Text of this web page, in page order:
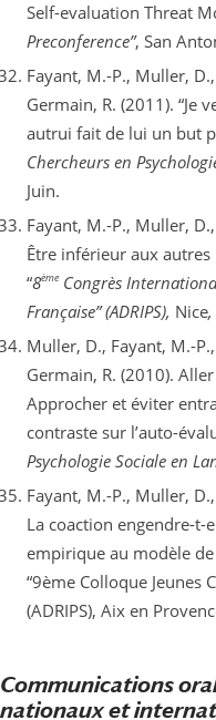
Self-evaluation Threat
Preconference”, San
Fayant, M.-P., Muller,
Germain, R. (2011). “Je
autrui fait de lui un but
Chercheurs en
Juin.
Fayant, M.-P., Muller,
Être inférieur aux autres
“8èmeCongrès
Française” (ADRIPS), Nice,
Muller, D., Fayant, M.-
Germain, R. (2010).
Approcher et éviter
contraste sur l’auto-
Psychologie Sociale en
Fayant, M.-P., Muller,
La coaction engendre-t-
empirique au modèle
“9ème Colloque Jeunes
(ADRIPS), Aix en
Communications
nationaux et